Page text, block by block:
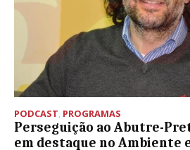
PODCAST, PROGRAMAS
Perseguição ao Abutre-
em destaque no Ambiente